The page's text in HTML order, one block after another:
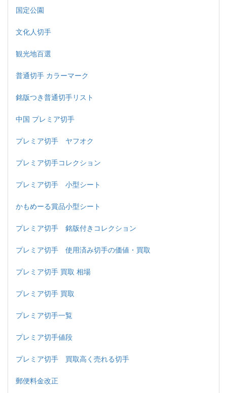
国定公園
文化人切手
観光地百選
普通切手 カラーマーク
銘版つき普通切手リスト
中国 プレミア切手
プレミア切手 ヤフオク
プレミア切手コレクション
プレミア切手 小型シート
かもめーる賞品小型シート
プレミア切手 銘版付きコレクション
プレミア切手 使用済み切手の価値・買取
プレミア切手 買取 相場
プレミア切手 買取
プレミア切手一覧
プレミア切手値段
プレミア切手 買取高く売れる切手
郵便料金改正